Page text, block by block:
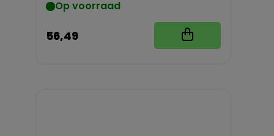
Op voorraad
56,49